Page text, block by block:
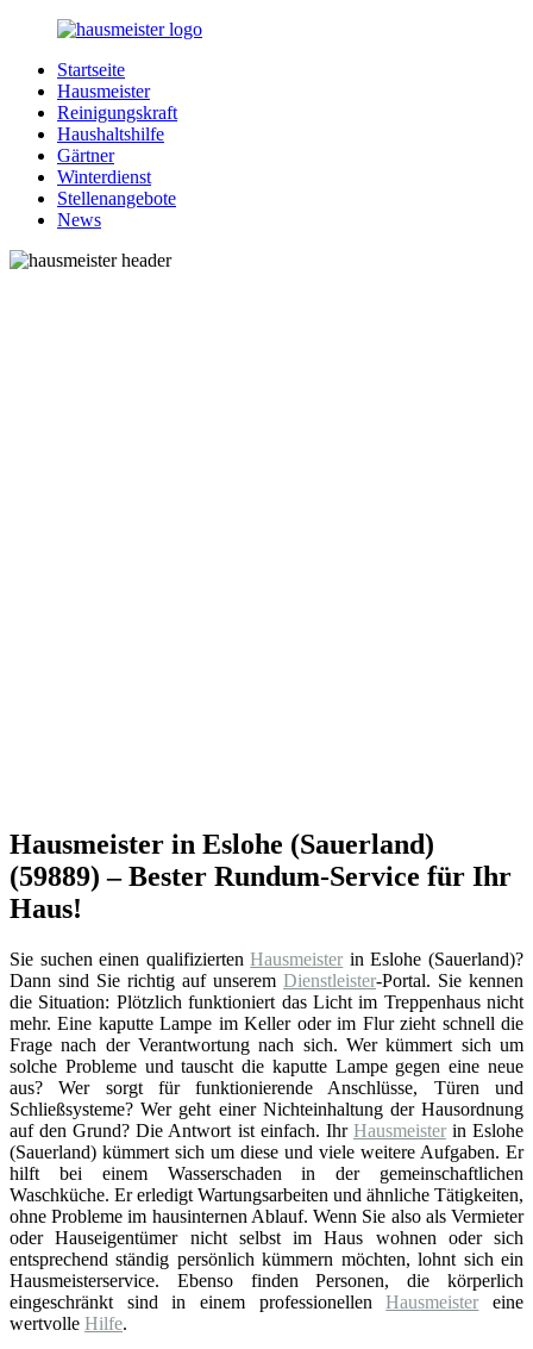
Zurück
Inhalt
Hausmeister.de
Alles
rund
Ihren
Haushalt
Startseite
Hausmeister
Reinigungskraft
Haushaltshilfe
Gärtner
Winterdienst
Stellenangebote
News
Hausmeister in Eslohe (Sauerland)
(59889) – Bester Rundum-Service für Ihr
Haus!
Sie suchen einen qualifiziertenHausmeister in Eslohe (Sauerland)?
Dann sind Sie richtig auf unserem Dienstleister-Portal. Sie kennen
die Situation: Plötzlich funktioniert das Licht im Treppenhaus nicht
mehr. Eine kaputte Lampe im Keller oder im Flur zieht schnell die
Frage nach der Verantwortung nach sich. Wer kümmert sich um
solche Probleme und tauscht die kaputte Lampe gegen eine neue
aus? Wer sorgt für funktionierende Anschlüsse, Türen und
Schließsysteme? Wer geht einer Nichteinhaltung der Hausordnung
auf den Grund? Die Antwort ist einfach. Ihr Hausmeisterin Eslohe
(Sauerland) kümmert sich um diese und viele weitere Aufgaben. Er
hilft bei einem Wasserschaden in der gemeinschaftlichen
Waschküche. Er erledigt Wartungsarbeiten und ähnliche Tätigkeiten,
ohne Probleme im hausinternen Ablauf. Wenn Sie also als Vermieter
oder Hauseigentümer nicht selbst im Haus wohnen oder sich
entsprechend ständig persönlich kümmern möchten, lohnt sich ein
Hausmeisterservice. Ebenso finden Personen, die körperlich
eingeschränkt sind in einem professionellenHausmeister eine
wertvolle Hilfe.